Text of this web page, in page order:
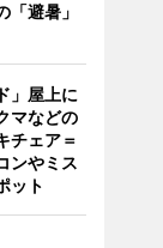
「避暑」
」屋上に
マなどの
チェア＝
ンやミス
ット